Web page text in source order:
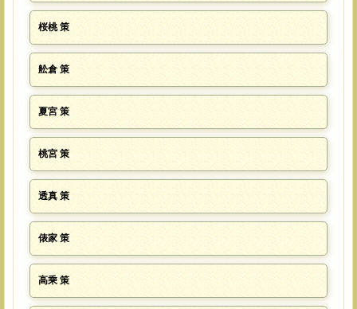
桜桃 策
舩倉 策
夏宮 策
桃宮 策
透真 策
俵家 策
高乘 策